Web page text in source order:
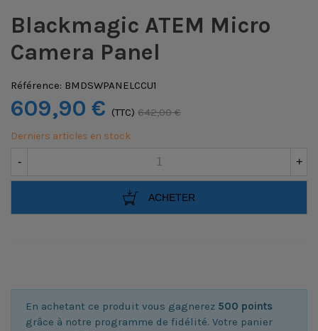
Blackmagic ATEM Micro
Camera Panel
Référence: BMDSWPANELCCU1
609,90 € (TTC) 642,00 €
Derniers articles en stock
- +
ACHETER
En achetant ce produit vous gagnerez 500 points
grâce à notre programme de fidélité. Votre panier